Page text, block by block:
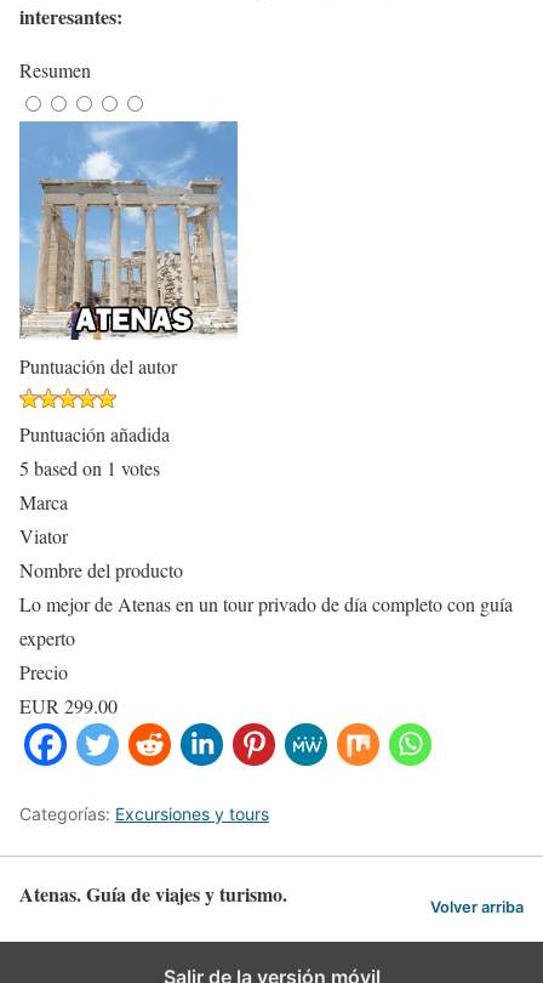
interesantes:
Resumen
Puntuación del autor
Puntuación añadida
5 based on 1 votes
Marca
Viator
Nombre del producto
Lo mejor de Atenas en un tour privado de día completo con guía
experto
Precio
EUR 299.00
Categorías: Excursiones y tours
Atenas. Guía de viajes y turismo. Volver arriba
Salir de la versión móvil